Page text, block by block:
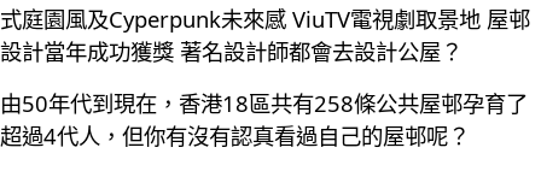
式庭園風及Cyperpunk未來感 ViuTV電視劇取景地 屋邨
設計當年成功獲獎 著名設計師都會去設計公屋？
由50年代到現在，香港18區共有258條公共屋邨孕育了
超過4代人，但你有沒有認真看過自己的屋邨呢？